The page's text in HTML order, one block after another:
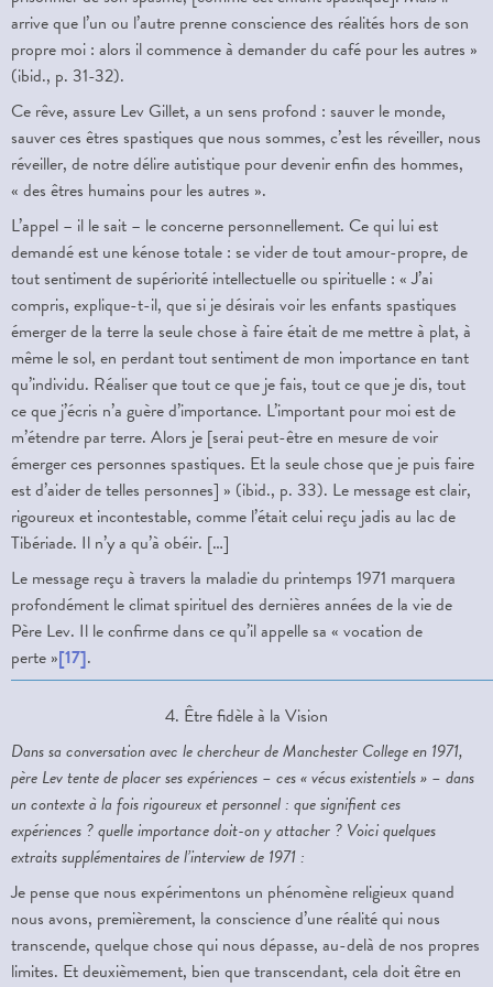
arrive que l’un ou l’autre prenne conscience des réalités hors de son
propre moi : alors il commence à demander du café pour les autres »
(ibid., p. 31-32).
Ce rêve, assure Lev Gillet, a un sens profond : sauver le monde,
sauver ces êtres spastiques que nous sommes, c’est les réveiller, nous
réveiller, de notre délire autistique pour devenir enfin des hommes,
« des êtres humains pour les autres ».
L’appel – il le sait – le concerne personnellement. Ce qui lui est
demandé est une kénose totale : se vider de tout amour-propre, de
tout sentiment de supériorité intellectuelle ou spirituelle : « J’ai
compris, explique-t-il, que si je désirais voir les enfants spastiques
émerger de la terre la seule chose à faire était de me mettre à plat, à
même le sol, en perdant tout sentiment de mon importance en tant
qu’individu. Réaliser que tout ce que je fais, tout ce que je dis, tout
ce que j’écris n’a guère d’importance. L’important pour moi est de
m’étendre par terre. Alors je [serai peut-être en mesure de voir
émerger ces personnes spastiques. Et la seule chose que je puis faire
est d’aider de telles personnes] » (ibid., p. 33). Le message est clair,
rigoureux et incontestable, comme l’était celui reçu jadis au lac de
Tibériade. Il n’y a qu’à obéir. […]
Le message reçu à travers la maladie du printemps 1971 marquera
profondément le climat spirituel des dernières années de la vie de
Père Lev. Il le confirme dans ce qu’il appelle sa « vocation de
perte »[17].
4. Être fidèle à la Vision
Dans sa conversation avec le chercheur de Manchester College en 1971,
père Lev tente de placer ses expériences – ces « vécus existentiels » – dans
un contexte à la fois rigoureux et personnel : que signifient ces
expériences ? quelle importance doit-on y attacher ? Voici quelques
extraits supplémentaires de l’interview de 1971 :
Je pense que nous expérimentons un phénomène religieux quand
nous avons, premièrement, la conscience d’une réalité qui nous
transcende, quelque chose qui nous dépasse, au-delà de nos propres
limites. Et deuxièmement, bien que transcendant, cela doit être en